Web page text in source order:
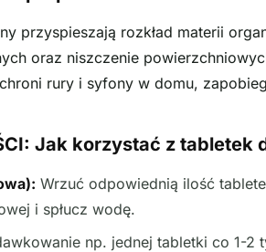
przyspieszają rozkład materii
oraz niszczenie
rury i syfony w domu,
Jak korzystać z tabletek
Wrzuć odpowiednią ilość
i spłucz wodę.
np. jednej tabletki co 1-